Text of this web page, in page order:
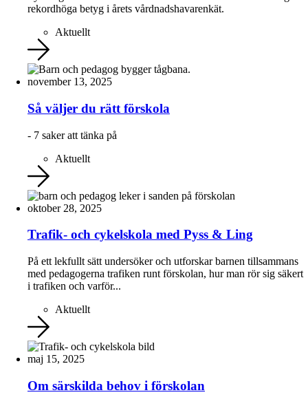
rekordhöga betyg i årets vårdnadshavarenkät.
Aktuellt
november 13, 2025
Så väljer du rätt förskola
- 7 saker att tänka på
Aktuellt
oktober 28, 2025
Trafik- och cykelskola med Pyss & Ling
På ett lekfullt sätt undersöker och utforskar barnen tillsammans
med pedagogerna trafiken runt förskolan, hur man rör sig säkert
i trafiken och varför...
Aktuellt
maj 15, 2025
Om särskilda behov i förskolan